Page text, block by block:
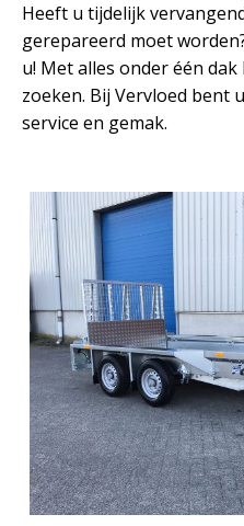
Heeft u tijdelijk
gerepareerd moet
u! Met alles onder één
zoeken. Bij Vervloed bent
service en gemak.